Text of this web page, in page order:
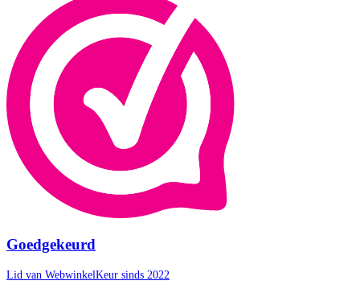
Goedgekeurd
Lid van WebwinkelKeur sinds 2022